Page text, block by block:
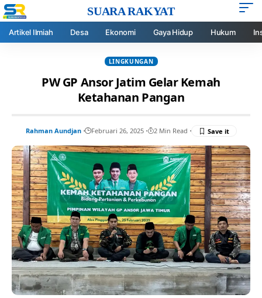
SUARA RAKYAT
Artikel Ilmiah Desa Ekonomi Gaya Hidup Hukum
LINGKUNGAN
PW GP Ansor Jatim Gelar Kemah
Ketahanan Pangan
Rahman Aundjan Februari 26, 2025 2 Min Read